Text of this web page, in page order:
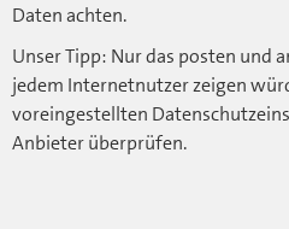
Daten achten.
Unser Tipp: Nur das posten und
jedem Internetnutzer zeigen
voreingestellten
Anbieter überprüfen.